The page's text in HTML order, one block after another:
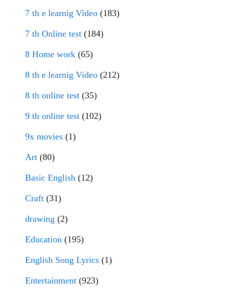
7 th e learnig Video (183)
7 th Online test (184)
8 Home work (65)
8 th e learnig Video (212)
8 th online test (35)
9 th online test (102)
9x movies (1)
Art (80)
Basic English (12)
Craft (31)
drawing (2)
Education (195)
English Song Lyrics (1)
Entertainment (923)